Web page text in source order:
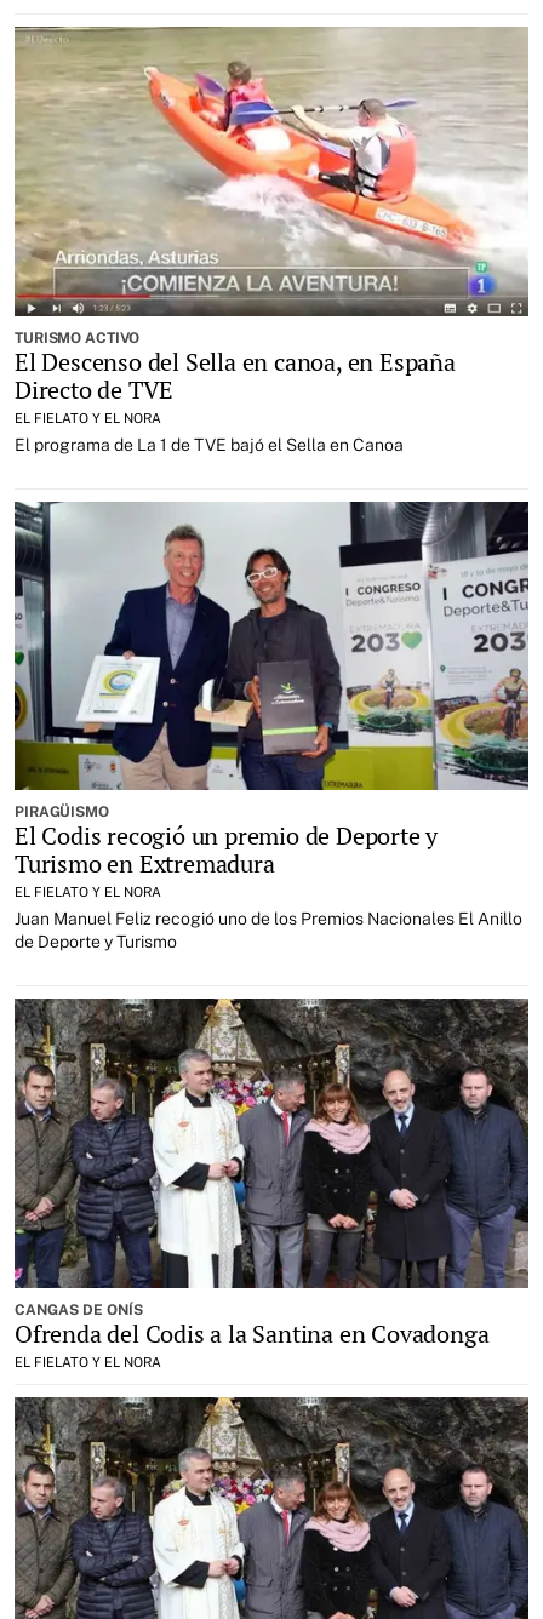
TURISMO ACTIVO
El Descenso del Sella en canoa, en España
Directo de TVE
EL FIELATO Y EL NORA
El programa de La 1 de TVE bajó el Sella en Canoa
PIRAGÜISMO
El Codis recogió un premio de Deporte y
Turismo en Extremadura
EL FIELATO Y EL NORA
Juan Manuel Feliz recogió uno de los Premios Nacionales El Anillo
de Deporte y Turismo
CANGAS DE ONÍS
Ofrenda del Codis a la Santina en Covadonga
EL FIELATO Y EL NORA